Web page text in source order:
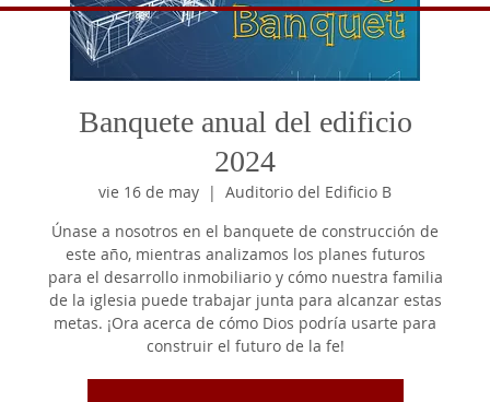
Banquete anual del edificio
2024
vie 16 de may
  |
Auditorio del Edificio B
Únase a nosotros en el banquete de construcción de
este año, mientras analizamos los planes futuros
para el desarrollo inmobiliario y cómo nuestra familia
de la iglesia puede trabajar junta para alcanzar estas
metas. ¡Ora acerca de cómo Dios podría usarte para
construir el futuro de la fe!